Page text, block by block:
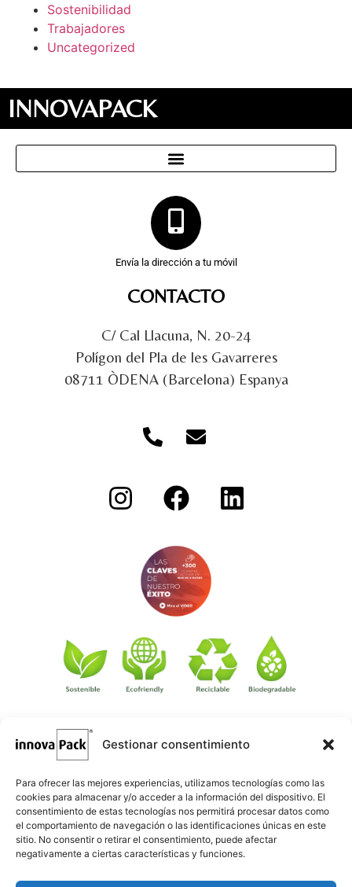
Gestionar consentimiento
Para ofrecer las mejores experiencias, utilizamos tecnologías como las
cookies para almacenar y/o acceder a la información del dispositivo. El
consentimiento de estas tecnologías nos permitirá procesar datos como
el comportamiento de navegación o las identificaciones únicas en este
sitio. No consentir o retirar el consentimiento, puede afectar
negativamente a ciertas características y funciones.
Sostenibilidad
Trabajadores
Uncategorized
INNOVAPACK
Envía la dirección a tu móvil
CONTACTO
C/ Cal Llacuna, N. 20-24
Polígon del Pla de les Gavarreres
08711 ÒDENA (Barcelona) Espanya
©·Créditos: Redacción: Innovapack · Diseño e implementación
web: Manel Caparrós · Servidores y publicación:
Contenido blog: conten.blog